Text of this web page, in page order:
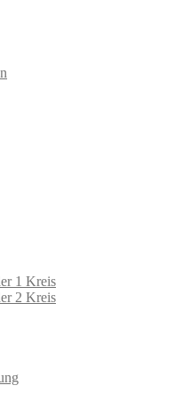
1 Kreis
2 Kreis